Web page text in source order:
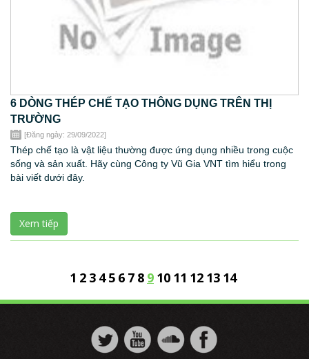
6 DÒNG THÉP CHẾ TẠO THÔNG DỤNG TRÊN THỊ
TRƯỜNG
[Đăng ngày: 29/09/2022]
Thép chế tạo là vật liệu thường được ứng dụng nhiều trong cuộc
sống và sản xuất. Hãy cùng Công ty Vũ Gia VNT tìm hiểu trong
bài viết dưới đây.
Xem tiếp
1 2 3 4 5 6 7 8 9 10 11 12 13 14